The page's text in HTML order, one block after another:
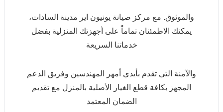
والموثوق. مع مركز صيانة يونيون اير مدينة السادات،
يمكنك الاطمئنان تماماً على أجهزتك المنزلية بفضل
خدماتنا السريعة
والآمنة التي تقدم بأيدي أمهر المهندسين وفريق الدعم
المجهز بكافة قطع الغيار الأصلية بالمنزل مع تقديم
الضمان المعتمد